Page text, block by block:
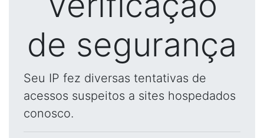
de segurança
Seu IP fez diversas tentativas de
acessos suspeitos a sites hospedados
conosco.